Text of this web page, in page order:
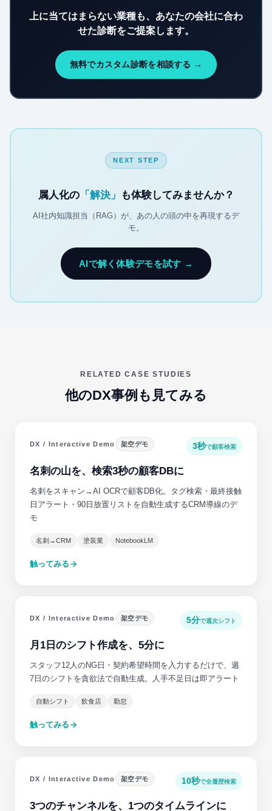
上に当てはまらない業種も、あなたの会社に合わ
せた診断をご提案します。
無料でカスタム診断を相談する →
NEXT STEP
属人化の「解決」 も体験してみませんか？
AI社内知識担当（RAG）が、あの人の頭の中を再現するデ
モ。
AIで解く体験デモを試す →
RELATED CASE STUDIES
他のDX事例も見てみる
DX / Interactive Demo 架空デモ 3秒で顧客検索
名刺の山を、検索3秒の顧客DBに
名刺をスキャン→AI OCRで顧客DB化。タグ検索・最終接触
日アラート・90日放置リストを自動生成するCRM導線のデ
モ
名刺→CRM 塗装業 NotebookLM
触ってみる
DX / Interactive Demo 架空デモ 5分で週次シフト
月1日のシフト作成を、5分に
スタッフ12人のNG日・契約希望時間を入力するだけで、週
7日のシフトを貪欲法で自動生成。人手不足日は即アラート
自動シフト 飲食店 勤怠
触ってみる
DX / Interactive Demo 架空デモ 10秒で全履歴検索
3つのチャンネルを、1つのタイムラインに